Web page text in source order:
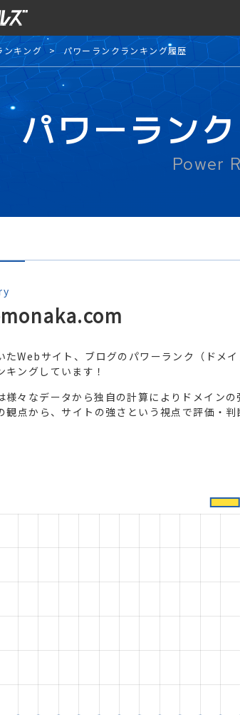
ンキング パワーランクランキング履歴
パワーラン
Power
たWebサイト、ブログのパワーランク（ドメ
ングしています！
様々なデータから独自の計算によりドメインの
観点から、サイトの強さという視点で評価・判